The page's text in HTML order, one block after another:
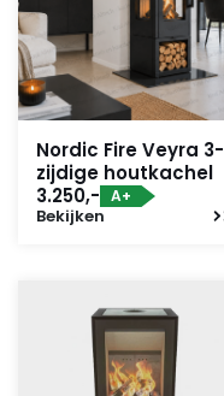
Nordic Fire Veyra 3-
zijdige houtkachel
3.250,- A+
Bekijken